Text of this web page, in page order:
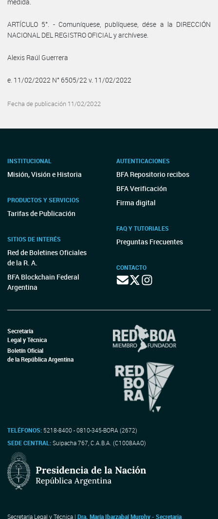
ARTÍCULO 5°. - Comuníquese, publíquese, dése a la DIRECCIÓN
NACIONAL DEL REGISTRO OFICIAL y archívese.
Alexis Raúl Guerrera
e. 11/02/2022 N° 6505/22 v. 11/02/2022
Fecha de publicación 11/02/2022
INSTITUCIONAL
Misión, Visión e Historia
PRODUCTOS Y SERVICIOS
Tarifas de Publicación
SITIOS DE INTERÉS
Red de Boletines Oficiales
de la R. A.
BFA Blockchain Federal
Argentina
AUTENTICACIONES
BFA Repositorio recibos
BFA Verificación
Firma digital
FAQ Y TUTORIALES
Preguntas Frecuentes
CONTACTO
Secretaría
Legal y Técnica
Boletín Oficial
de la República Argentina
TELÉFONOS: 5218-8400 - 0810-345-BORA (2672)
SEDE CENTRAL:Suipacha 767, C.A.B.A. (C1008AAO)
Secretaría Legal y Técnica | Dra. María Ibarzabal Murphy - Secretaria